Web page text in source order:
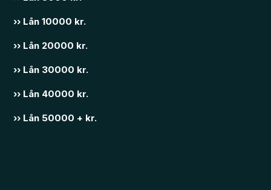
›› Lån 10000 kr.
›› Lån 20000 kr.
›› Lån 30000 kr.
›› Lån 40000 kr.
›› Lån 50000 + kr.